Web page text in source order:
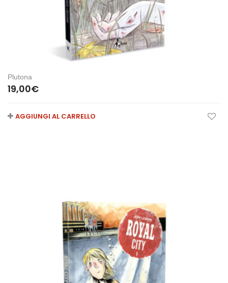
Plutona
19,00€
AGGIUNGI AL CARRELLO